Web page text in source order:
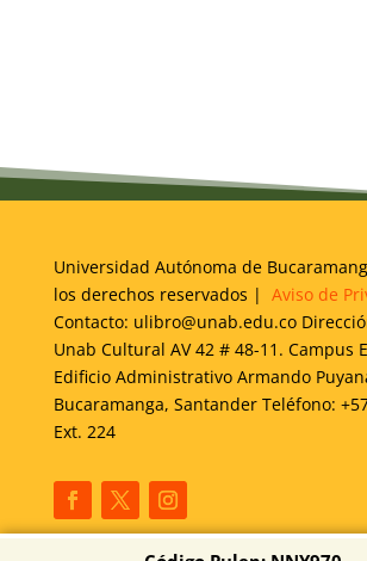
Universidad Autónoma de
los derechos reservados | Aviso de
Contacto: ulibro@unab.edu.co
Unab Cultural AV 42 # 48-11. Campus
Edificio Administrativo Armando
Bucaramanga, Santander Teléfono:
Ext. 224